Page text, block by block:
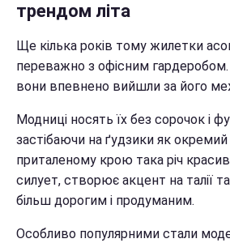
трендом літа
Ще кілька років тому жилетки
переважно з офісним
вони впевнено вийшли за його
Модниці носять їх без сорочок і
застібаючи на ґудзики як
приталеному крою така річ
силует, створює акцент на талії
більш дорогим і продуманим.
Особливо популярними стали